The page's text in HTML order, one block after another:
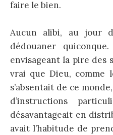
faire le bien.
Aucun alibi, au jour
dédouaner
envisageant la pire des
vrai que Dieu, comme
s’absentait de ce monde,
d’instructions
désavantageait en
avait l’habitude de